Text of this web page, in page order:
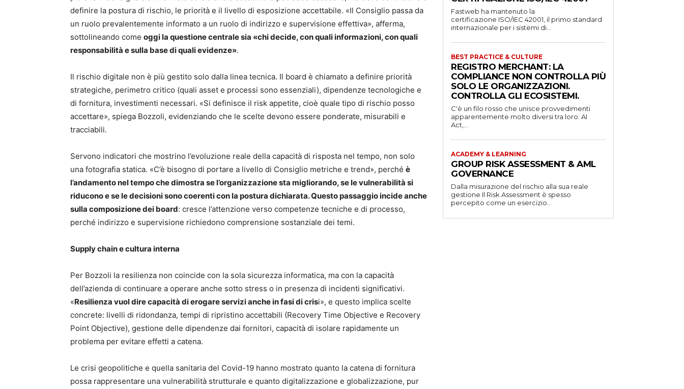
definire la postura di rischio, le priorità e il livello di esposizione accettabile. «Il Consiglio passa da
un ruolo prevalentemente informato a un ruolo di indirizzo e supervisione effettiva», afferma,
sottolineando come oggi la questione centrale sia «chi decide, con quali informazioni, con quali
responsabilità e sulla base di quali evidenze».
Il rischio digitale non è più gestito solo dalla linea tecnica. Il board è chiamato a definire priorità
strategiche, perimetro critico (quali asset e processi sono essenziali), dipendenze tecnologiche e
di fornitura, investimenti necessari. «Si definisce il risk appetite, cioè quale tipo di rischio posso
accettare», spiega Bozzoli, evidenziando che le scelte devono essere ponderate, misurabili e
tracciabili.
Servono indicatori che mostrino l’evoluzione reale della capacità di risposta nel tempo, non solo
una fotografia statica. «C’è bisogno di portare a livello di Consiglio metriche e trend», perché è
l’andamento nel tempo che dimostra se l’organizzazione sta migliorando, se le vulnerabilità si
riducono e se le decisioni sono coerenti con la postura dichiarata. Questo passaggio incide anche
sulla composizione dei board: cresce l’attenzione verso competenze tecniche e di processo,
perché indirizzo e supervisione richiedono comprensione sostanziale dei temi.
Supply chain e cultura interna
Per Bozzoli la resilienza non coincide con la sola sicurezza informatica, ma con la capacità
dell’azienda di continuare a operare anche sotto stress o in presenza di incidenti significativi.
«Resilienza vuol dire capacità di erogare servizi anche in fasi di crisi», e questo implica scelte
concrete: livelli di ridondanza, tempi di ripristino accettabili (Recovery Time Objective e Recovery
Point Objective), gestione delle dipendenze dai fornitori, capacità di isolare rapidamente un
problema per evitare effetti a catena.
Le crisi geopolitiche e quella sanitaria del Covid-19 hanno mostrato quanto la catena di fornitura
possa rappresentare una vulnerabilità strutturale e quanto digitalizzazione e globalizzazione, pur
Fastweb ha mantenuto la
certificazione ISO/IEC 42001, il primo standard
internazionale per i sistemi di...
BEST PRACTICE & CULTURE
REGISTRO MERCHANT: LA
COMPLIANCE NON CONTROLLA PIÙ
SOLO LE ORGANIZZAZIONI.
CONTROLLA GLI ECOSISTEMI.
C'è un filo rosso che unisce provvedimenti
apparentemente molto diversi tra loro: AI
Act,...
ACADEMY & LEARNING
GROUP RISK ASSESSMENT & AML
GOVERNANCE
Dalla misurazione del rischio alla sua reale
gestione Il Risk Assessment è spesso
percepito come un esercizio...